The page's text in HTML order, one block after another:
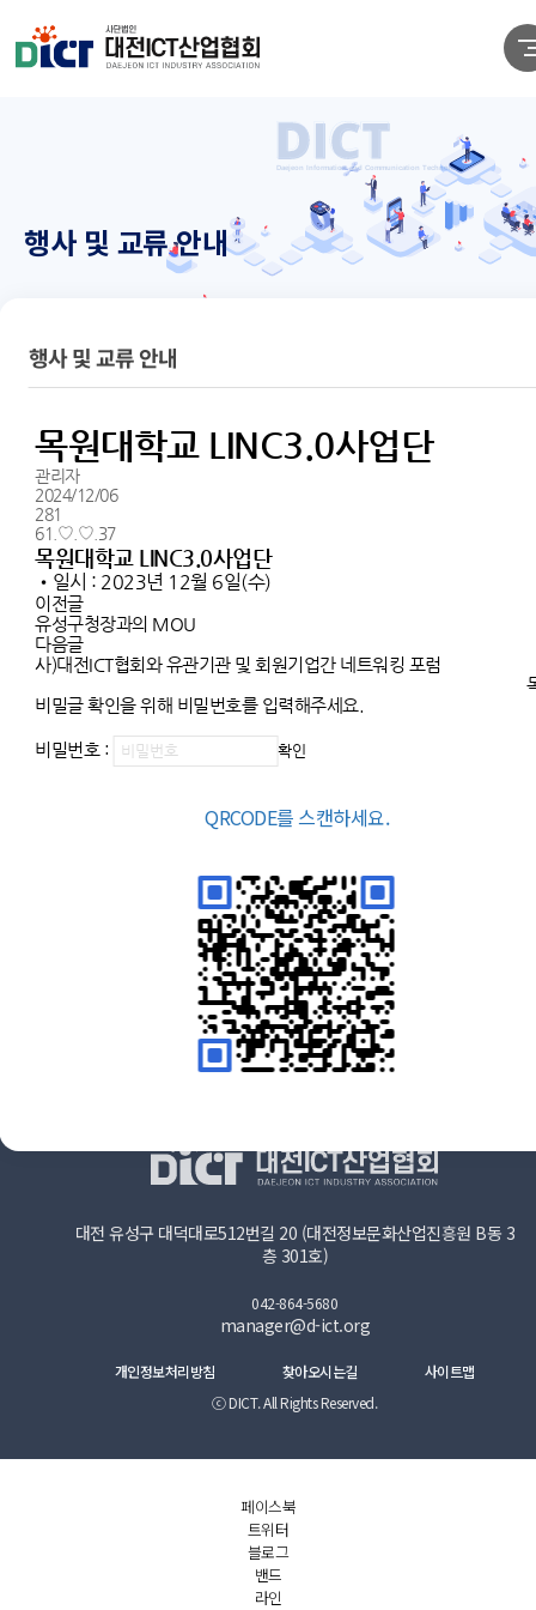
행사 및 교류 안내
행사 및 교류 안내
목원대학교 LINC3.0사업단
관리자
2024/12/06
281
61.♡.♡.37
목원대학교 LINC3.0사업단
•일시 : 2023년 12월 6일(수)
이전글
유성구청장과의 MOU
다음글
사)대전ICT협회와 유관기관 및 회원기업간 네트워킹 포럼
비밀글 확인을 위해 비밀번호를 입력해주세요.
비밀번호 : 확인
QRCODE를 스캔하세요.
대전 유성구 대덕대로512번길 20 (대전정보문화산업진흥원 B동 3
층 301호)
042-864-5680
manager@d-ict.org
ⓒ DICT. All Rights Reserved.
개인정보처리방침 찾아오시는길 사이트맵
페이스북
트위터
블로그
밴드
라인